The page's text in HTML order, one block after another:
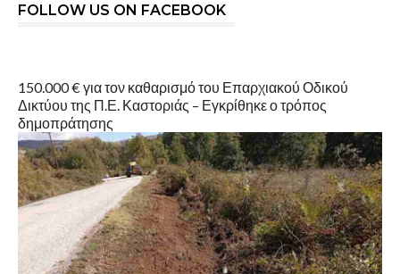
FOLLOW US ON FACEBOOK
150.000 € για τον καθαρισμό του Επαρχιακού Οδικού
Δικτύου της Π.Ε. Καστοριάς – Εγκρίθηκε ο τρόπος
δημοπράτησης